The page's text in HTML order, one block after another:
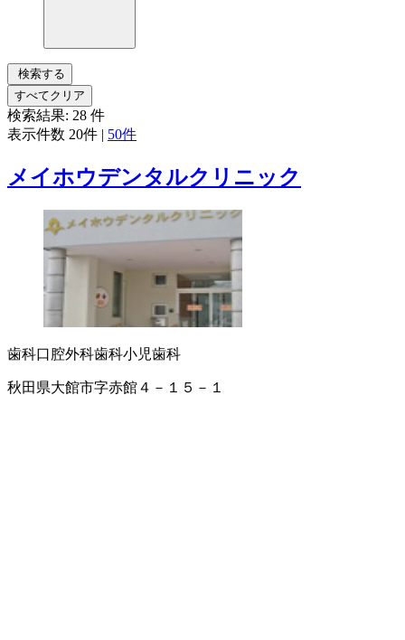
検索する
すべてクリア
検索結果: 28 件
表示件数 20件 | 50件
メイホウデンタルクリニック
歯科口腔外科歯科小児歯科
秋田県大館市字赤館４－１５－１